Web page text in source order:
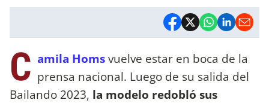
C amila Homsvuelve estar en boca de la
prensa nacional. Luego de su salida del
Bailando 2023, la modelo redobló sus